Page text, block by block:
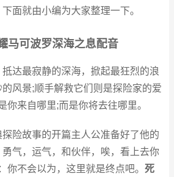
面就由小编为大家整理一下。
马可波罗深海之息配音
抵达最寂静的深海，掀起最狂烈的浪
风景;顺手解救它们则是探险家的爱
你来自哪里;而是你将去往哪里。
探险故事的开篇主人公准备好了他的
勇气，运气，和伙伴，唉，看上去你
：你不会以为，这里就是终点吧。 死